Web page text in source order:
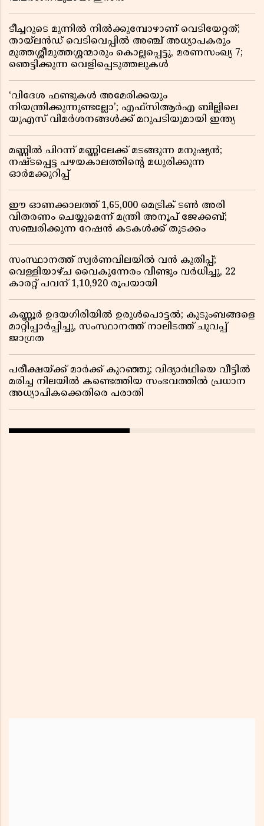
ടീച്ചറുടെ മുന്നിൽ നിൽക്കുമ്പോഴാണ് വെടിയേറ്റത്;
തായ്‌ലൻഡ് വെടിവെപ്പിൽ അഞ്ച് അധ്യാപകരും
മുത്തശ്ശീമുത്തശ്ശന്മാരും കൊല്ലപ്പെട്ടു, മരണസംഖ്യ 7;
ഞെട്ടിക്കുന്ന വെളിപ്പെടുത്തലുകൾ
‘വിദേശ ഫണ്ടുകൾ അമേരിക്കയും
നിയന്ത്രിക്കുന്നുണ്ടല്ലോ’; എഫ്സിആർഎ ബില്ലിലെ
യുഎസ് വിമർശനങ്ങൾക്ക് മറുപടിയുമായി ഇന്ത്യ
മണ്ണിൽ പിറന്ന് മണ്ണിലേക്ക് മടങ്ങുന്ന മനുഷ്യൻ;
നഷ്ടപ്പെട്ട പഴയകാലത്തിൻ്റെ മധുരിക്കുന്ന
ഓർമക്കുറിപ്പ്
ഈ ഓണക്കാലത്ത് 1,65,000 മെട്രിക് ടൺ അരി
വിതരണം ചെയ്യുമെന്ന് മന്ത്രി അനൂപ് ജേക്കബ്;
സഞ്ചരിക്കുന്ന റേഷൻ കടകൾക്ക് തുടക്കം
സംസ്ഥാനത്ത് സ്വർണവിലയിൽ വൻ കുതിപ്പ്;
വെള്ളിയാഴ്ച വൈകുന്നേരം വീണ്ടും വർധിച്ചു, 22
കാരറ്റ് പവന് 1,10,920 രൂപയായി
കണ്ണൂർ ഉദയഗിരിയിൽ ഉരുൾപൊട്ടൽ; കുടുംബങ്ങളെ
മാറ്റിപ്പാർപ്പിച്ചു, സംസ്ഥാനത്ത് നാലിടത്ത് ചുവപ്പ്
ജാഗ്രത
പരീക്ഷയ്ക്ക് മാർക്ക് കുറഞ്ഞു; വിദ്യാർഥിയെ വീട്ടിൽ
മരിച്ച നിലയിൽ കണ്ടെത്തിയ സംഭവത്തിൽ പ്രധാന
അധ്യാപികക്കെതിരെ പരാതി